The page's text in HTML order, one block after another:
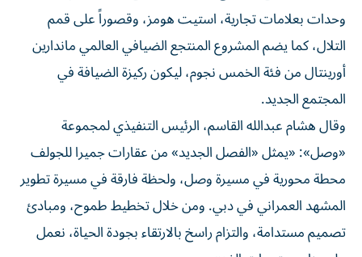
وحدات بعلامات تجارية، استيت هومز، وقصوراً على قمم
التلال، كما يضم المشروع المنتجع الضيافي العالمي ماندارين
أورينتال من فئة الخمس نجوم، ليكون ركيزة الضيافة في
المجتمع الجديد.
وقال هشام عبدالله القاسم، الرئيس التنفيذي لمجموعة
«وصل»: «يمثل «الفصل الجديد» من عقارات جميرا للجولف
محطة محورية في مسيرة وصل، ولحظة فارقة في مسيرة تطوير
المشهد العمراني في دبي. ومن خلال تخطيط طموح، ومبادئ
تصميم مستدامة، والتزام راسخ بالارتقاء بجودة الحياة، نعمل